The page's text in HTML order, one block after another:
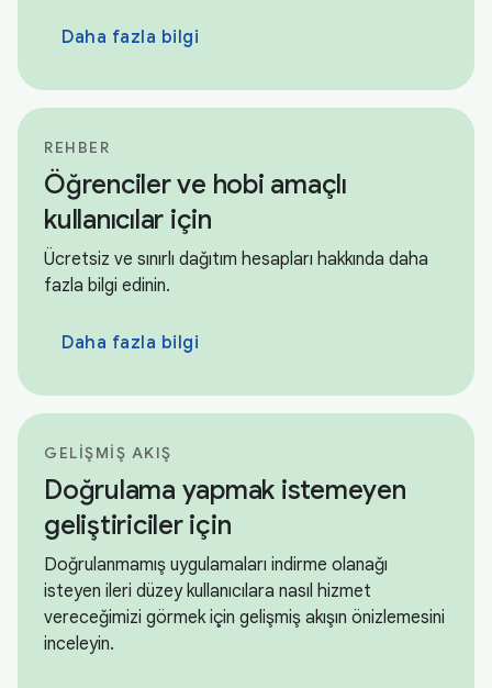
Daha fazla bilgi
REHBER
Öğrenciler ve hobi amaçlı
kullanıcılar için
Ücretsiz ve sınırlı dağıtım hesapları hakkında daha
fazla bilgi edinin.
Daha fazla bilgi
GELIŞMIŞ AKIŞ
Doğrulama yapmak istemeyen
geliştiriciler için
Doğrulanmamış uygulamaları indirme olanağı
isteyen ileri düzey kullanıcılara nasıl hizmet
vereceğimizi görmek için gelişmiş akışın önizlemesini
inceleyin.